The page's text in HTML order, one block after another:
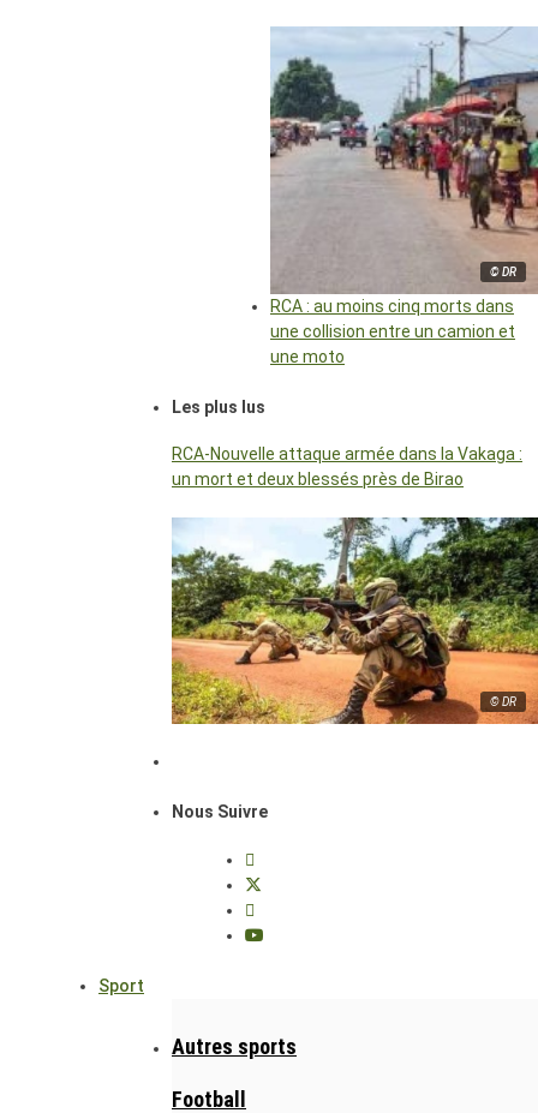
© DR
RCA : au moins cinq morts dans
une collision entre un camion et
une moto
Les plus lus
RCA-Nouvelle attaque armée dans la Vakaga :
un mort et deux blessés près de Birao
© DR
Nous Suivre
Sport
Autres sports
Football